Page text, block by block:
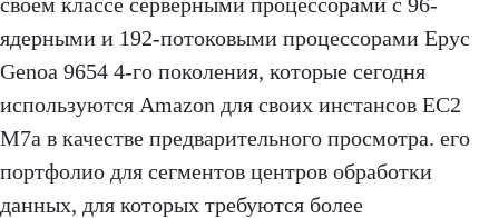
ядерными и 192-потоковыми процессорами Epyc
Genoa 9654 4-го поколения, которые сегодня
используются Amazon для своих инстансов EC2
M7a в качестве предварительного просмотра. его
портфолио для сегментов центров обработки
данных, для которых требуются более